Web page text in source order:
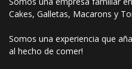
Cakes, Galletas, Macarons y
Somos una experiencia que
al hecho de comer!